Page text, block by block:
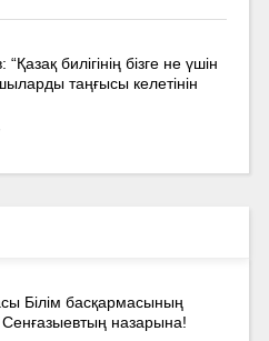
билігінің бізге не үшін
таңғысы келетінін
Білім басқармасының
назарына!